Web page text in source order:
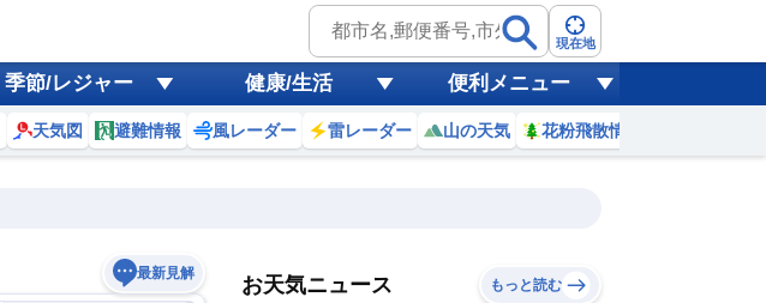
現在地
季節/レジャー 健康/生活 便利メニュー
天気図 避難情報 風レーダー 雷レーダー 山の天気 花粉飛散情報
最新見解 お天気ニュース もっと読む